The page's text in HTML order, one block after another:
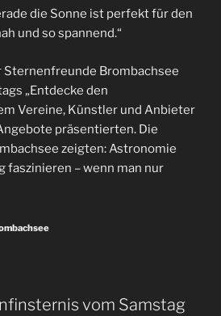
die Sonne ist perfekt für den
und so spannend.“
Sternenfreunde Brombachsee
„Entdecke den
Vereine, Künstler und Anbieter
präsentierten. Die
zeigten: Astronomie
faszinieren – wenn man nur
vom Samstag